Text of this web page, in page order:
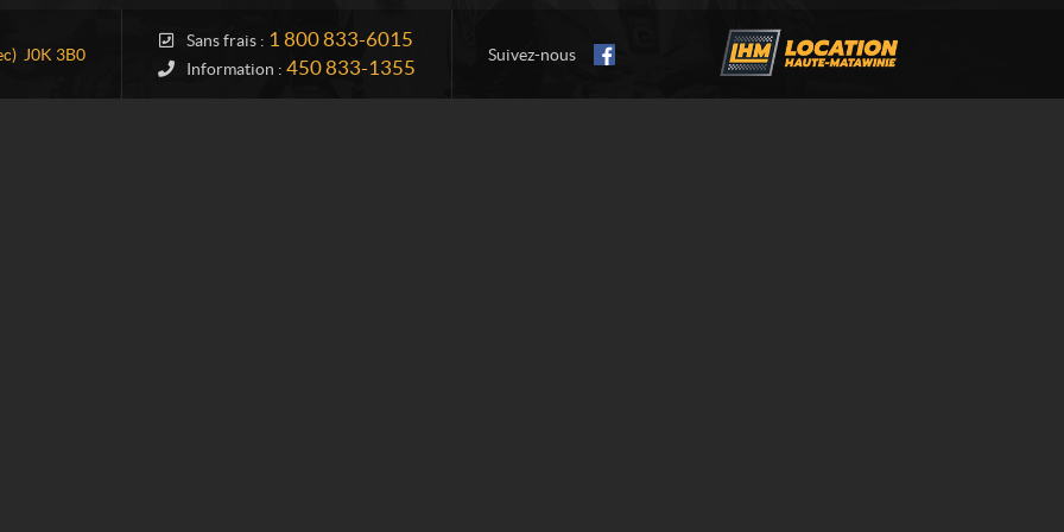
J0K 3B0
Sans frais : 1 800 833-6015
Information : 450 833-1355
Suivez-nous